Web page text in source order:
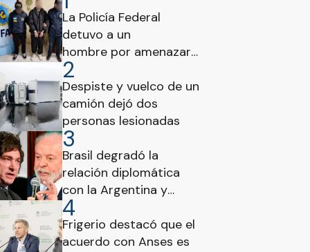
La Policía Federal
detuvo a un
hombre por amenazar
al Presidente a través
de redes sociales
2
Despiste y vuelco de un
camión dejó dos
personas lesionadas
3
Brasil degradó la
relación diplomática
con la Argentina y
reclama que el
Gobierno de Milei haga
lo mismo
4
Frigerio destacó que el
acuerdo con Anses es